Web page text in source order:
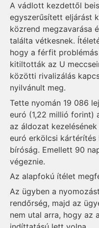
A vádlott kezdettől
egyszerűsített eljárást
közrend megzavarása
találta vétkesnek.
hogy a férfit
kitiltották az U
közötti rivalizálás
nyilvánult meg.
Tette nyomán 19 086
euró (1,22 millió forint)
az áldozat
euró erkölcsi
bíróság. Emellett 90
végeznie.
Az alapfokú ítélet
Az ügyben a
rendőrség, majd az
nem utal arra, hogy az